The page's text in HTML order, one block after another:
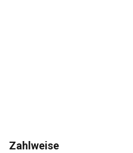
Zahlweise